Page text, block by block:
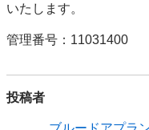
いたします。
管理番号：11031400
投稿者